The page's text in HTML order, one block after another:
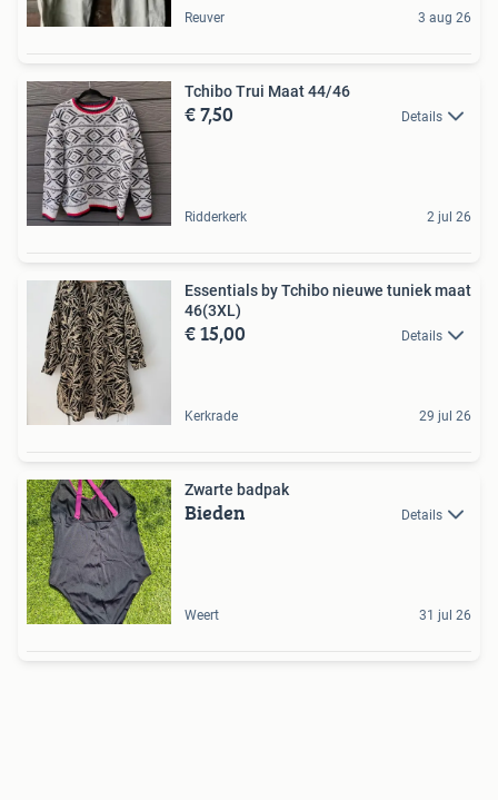
Reuver 3 aug 26
Tchibo Trui Maat 44/46
€ 7,50 Details
Ridderkerk 2 jul 26
Essentials by Tchibo nieuwe tuniek maat
46(3XL)
€ 15,00 Details
Kerkrade 29 jul 26
Zwarte badpak
Bieden Details
Weert 31 jul 26